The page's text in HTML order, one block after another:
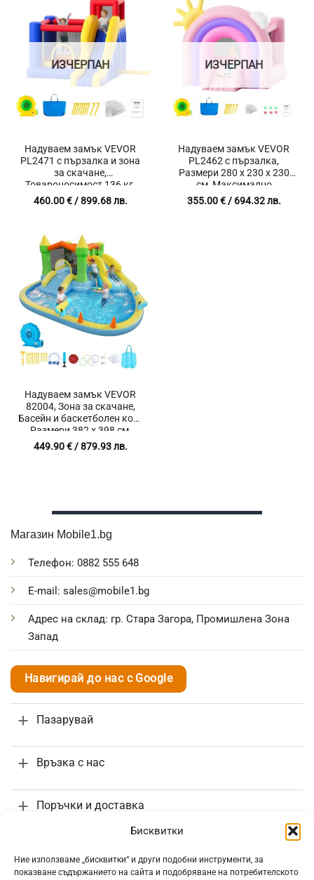
Бисквитки
Ние използваме „бисквитки“ и други подобни инструменти, за
показване съдържанието на сайта и подобряване на потребителското
ИЗЧЕРПАН
Надуваем замък VEVOR
PL2471 с пързалка и зона
за скачане,
Товароносимост 136 кг,
Размери 340 х 260 х 230
см, Турбина за надуване
460.00€/ 899.68 лв.
ИЗЧЕРПАН
Надуваем замък VEVOR
PL2462 с пързалка,
Размери 280 x 230 x 230
см, Максимално
натоварване 90 кг,
Включена тубрина за
355.00€/ 694.32 лв.
Надуваем замък VEVOR
82004, Зона за скачане,
Басейн и баскетболен кош,
Размери 382 x 398 см,
Товароносимост 160 кг
449.90€/ 879.93 лв.
Магазин Mobile1.bg
Телефон: 0882 555 648
E-mail: sales@mobile1.bg
Адрес на склад: гр. Стара Загора, Промишлена Зона
Запад
Навигирай до нас с Google
Пазарувай
Връзка с нас
Поръчки и доставка